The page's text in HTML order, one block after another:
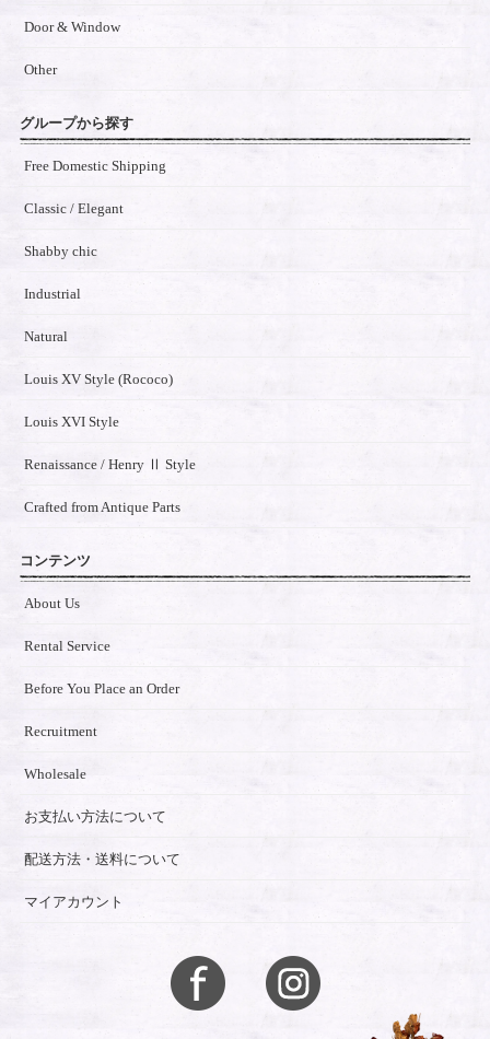
Door & Window
Other
グループから探す
Free Domestic Shipping
Classic / Elegant
Shabby chic
Industrial
Natural
Louis XV Style (Rococo)
Louis XVI Style
Renaissance / Henry Ⅱ Style
Crafted from Antique Parts
コンテンツ
About Us
Rental Service
Before You Place an Order
Recruitment
Wholesale
お支払い方法について
配送方法・送料について
マイアカウント